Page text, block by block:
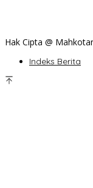
Hak Cipta @
Indeks Berita